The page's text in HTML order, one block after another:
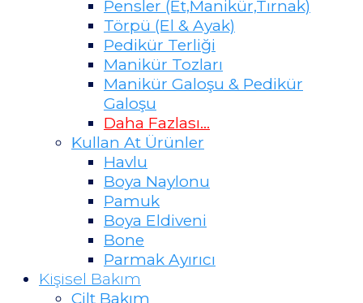
Pensler (Et,Manikür,Tırnak)
Törpü (El & Ayak)
Pedikür Terliği
Manikür Tozları
Manikür Galoşu & Pedikür
Galoşu
Daha Fazlası…
Kullan At Ürünler
Havlu
Boya Naylonu
Pamuk
Boya Eldiveni
Bone
Parmak Ayırıcı
Kişisel Bakım
Cilt Bakım